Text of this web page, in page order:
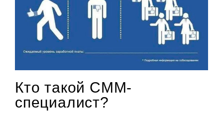
Кто такой СММ-
специалист?